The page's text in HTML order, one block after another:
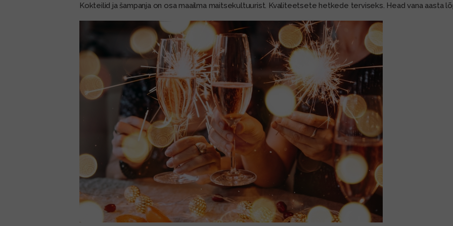
Kokteilid ja šampanja on osa maailma maitsekultuurist. Kvaliteetsete hetkede terviseks. Head vana aasta